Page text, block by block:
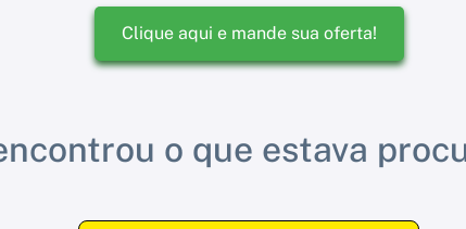
Clique aqui e mande sua oferta!
o que estava